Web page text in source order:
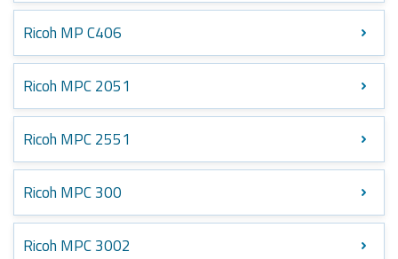
Ricoh MP C406
Ricoh MPC 2051
Ricoh MPC 2551
Ricoh MPC 300
Ricoh MPC 3002